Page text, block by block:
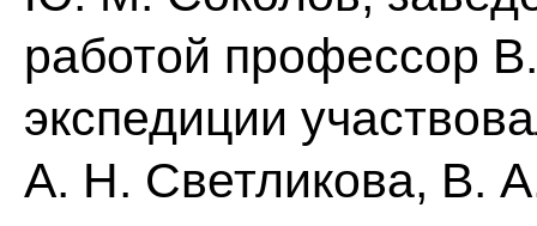
работой профессор
экспедиции
А. Н. Светликова, В.